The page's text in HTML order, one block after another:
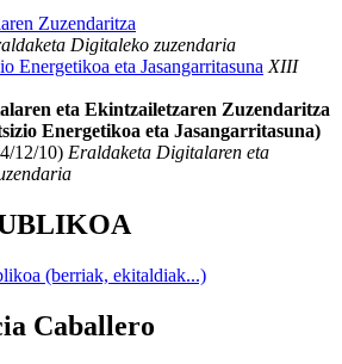
Zuzendaritza
Digitaleko zuzendaria
Energetikoa eta Jasangarritasuna XIII
eta Ekintzailetzaren Zuzendaritza
Energetikoa eta Jasangarritasuna)
12/10) Eraldaketa Digitalaren eta
(berriak, ekitaldiak...)
Caballero